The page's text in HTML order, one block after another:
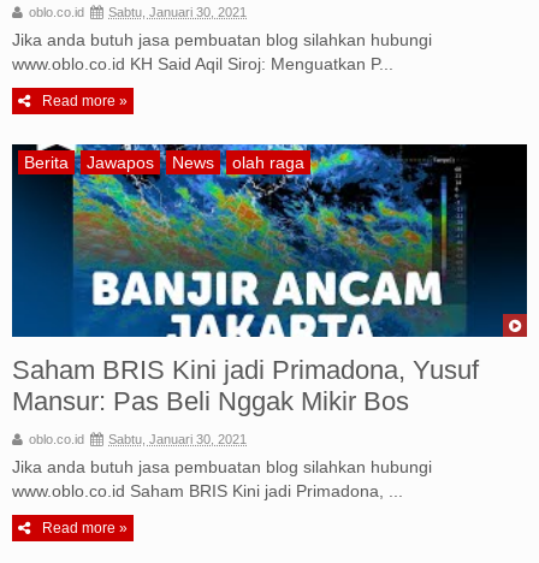
oblo.co.id Sabtu, Januari 30, 2021
Jika anda butuh jasa pembuatan blog silahkan hubungi
www.oblo.co.id KH Said Aqil Siroj: Menguatkan P...
Read more »
Saham BRIS Kini jadi Primadona, Yusuf
Mansur: Pas Beli Nggak Mikir Bos
oblo.co.id Sabtu, Januari 30, 2021
Jika anda butuh jasa pembuatan blog silahkan hubungi
www.oblo.co.id Saham BRIS Kini jadi Primadona, ...
Read more »
Berita Jawapos News olah raga